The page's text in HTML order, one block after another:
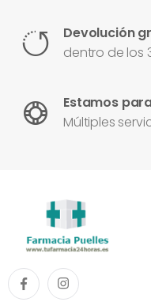
Devolución
dentro de los
Estamos
Múltiples